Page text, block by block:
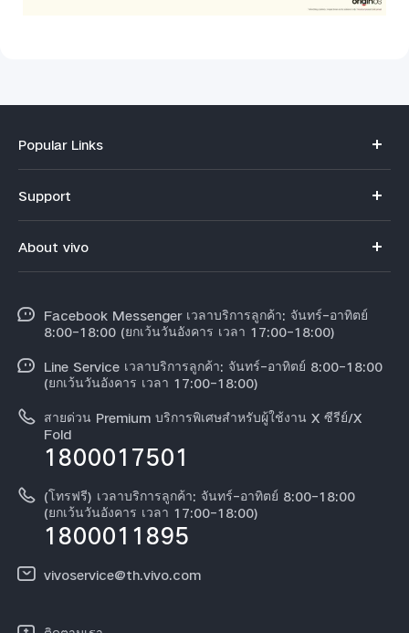
Popular Links
X300
Y31 5G
Support
Funtouch OS
สอบถามเกี่ยวกับราคาอะไหล่
การตรวจยืนยันหมายเลข IMEI
คำแนะนำเกี่ยวกับบัตรรับประกันของ vivo
ดาวน์โหลด LUTs สำหรับการคืนค่า Log
About vivo
ข้อมูลข่าว
สมัครงานที่ vivo
ข้อกฏหมาย
เกี่ยวกับเรา
ศูนย์ความเป็นส่วนตัวของวีโว่
ความยั่งยืน
Facebook Messenger เวลาบริการลูกค้า: จันทร์-อาทิตย์
8:00-18:00 (ยกเว้นวันอังคาร เวลา 17:00-18:00)
Line Service เวลาบริการลูกค้า: จันทร์-อาทิตย์ 8:00-18:00
(ยกเว้นวันอังคาร เวลา 17:00-18:00)
สายด่วน Premium บริการพิเศษสำหรับผู้ใช้งาน X ซีรีย์/X
Fold
1800017501
(โทรฟรี) เวลาบริการลูกค้า: จันทร์-อาทิตย์ 8:00-18:00
(ยกเว้นวันอังคาร เวลา 17:00-18:00)
1800011895
vivoservice@th.vivo.com